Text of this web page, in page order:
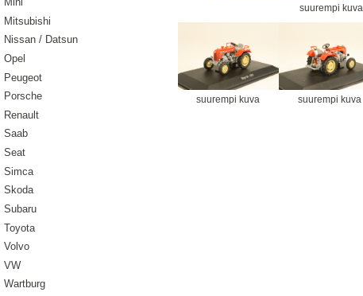
Mitsubishi
Nissan / Datsun
Opel
Peugeot
Porsche
Renault
Saab
Seat
Simca
Skoda
Subaru
Toyota
Volvo
VW
Wartburg
suurempi kuva
suurempi kuva suurempi kuva